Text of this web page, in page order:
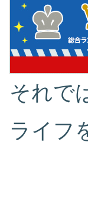
それで
ライフ